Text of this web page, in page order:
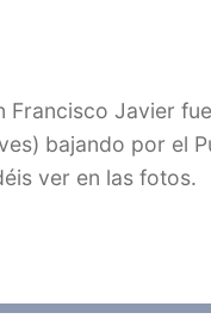
Javier
bajando por el
ver en las fotos.